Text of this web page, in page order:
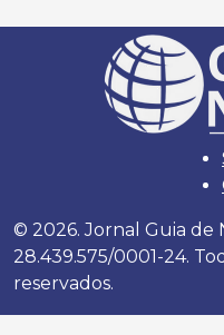
© 2026. Jornal Guia de
28.439.575/0001-24.
reservados.